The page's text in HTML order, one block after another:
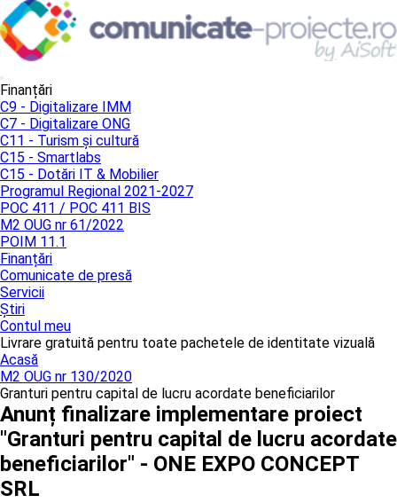
Finanțări
C9 - Digitalizare IMM
C7 - Digitalizare ONG
C11 - Turism și cultură
C15 - Smartlabs
C15 - Dotări IT & Mobilier
Programul Regional 2021-2027
POC 411 / POC 411 BIS
M2 OUG nr 61/2022
POIM 11.1
Finanțări
Comunicate de presă
Servicii
Știri
Contul meu
Livrare gratuită pentru toate pachetele de identitate vizuală
Acasă
M2 OUG nr 130/2020
Granturi pentru capital de lucru acordate beneficiarilor
Anunț finalizare implementare proiect
"Granturi pentru capital de lucru acordate
beneficiarilor" - ONE EXPO CONCEPT
SRL